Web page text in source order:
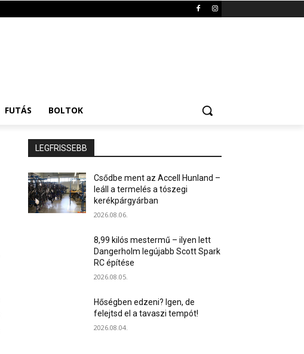
FUTÁS BOLTOK
LEGFRISSEBB
Csődbe ment az Accell Hunland –
leáll a termelés a tószegi
kerékpárgyárban
2026.08.06.
8,99 kilós mestermű – ilyen lett
Dangerholm legújabb Scott Spark
RC építése
2026.08.05.
Hőségben edzeni? Igen, de
felejtsd el a tavaszi tempót!
2026.08.04.